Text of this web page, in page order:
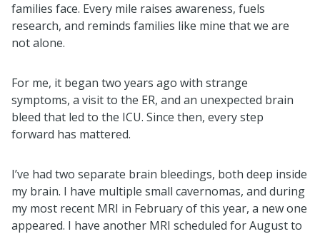
families face. Every mile raises awareness, fuels
research, and reminds families like mine that we are
not alone.
For me, it began two years ago with strange
symptoms, a visit to the ER, and an unexpected brain
bleed that led to the ICU. Since then, every step
forward has mattered.
I’ve had two separate brain bleedings, both deep inside
my brain. I have multiple small cavernomas, and during
my most recent MRI in February of this year, a new one
appeared. I have another MRI scheduled for August to